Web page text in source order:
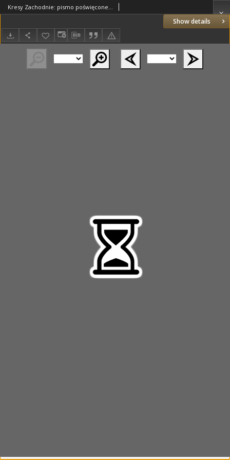
Show details
Kresy Zachodnie: pismo poświęcone obronie interesów narodowych na zachodnich ziemiach Polski 1927.02.09 R.5 Nr31